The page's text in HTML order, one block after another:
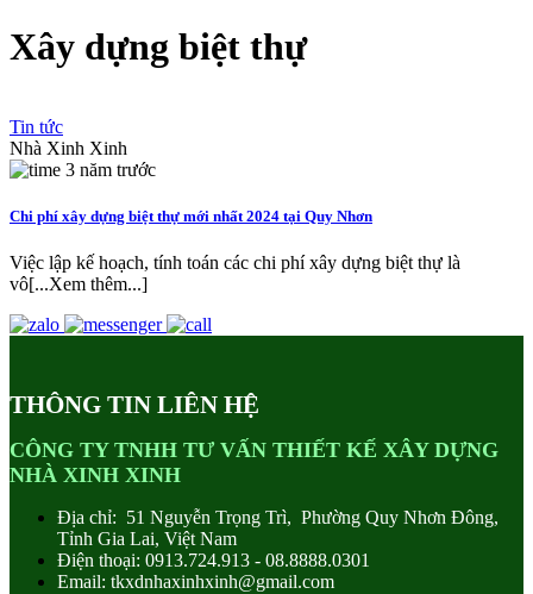
Xây dựng biệt thự
Tin tức
Nhà Xinh Xinh
3 năm trước
Chi phí xây dựng biệt thự mới nhất 2024 tại Quy Nhơn
Việc lập kế hoạch, tính toán các chi phí xây dựng biệt thự là
vô[...Xem thêm...]
THÔNG TIN LIÊN HỆ
CÔNG TY TNHH TƯ VẤN THIẾT KẾ XÂY DỰNG
NHÀ XINH XINH
Địa chỉ: 51 Nguyễn Trọng Trì, Phường Quy Nhơn Đông,
Tỉnh Gia Lai, Việt Nam
Điện thoại: 0913.724.913 - 08.8888.0301
Email: tkxdnhaxinhxinh@gmail.com